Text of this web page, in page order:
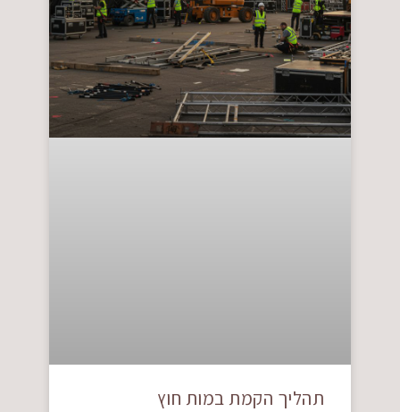
תהליך הקמת במות חוץ